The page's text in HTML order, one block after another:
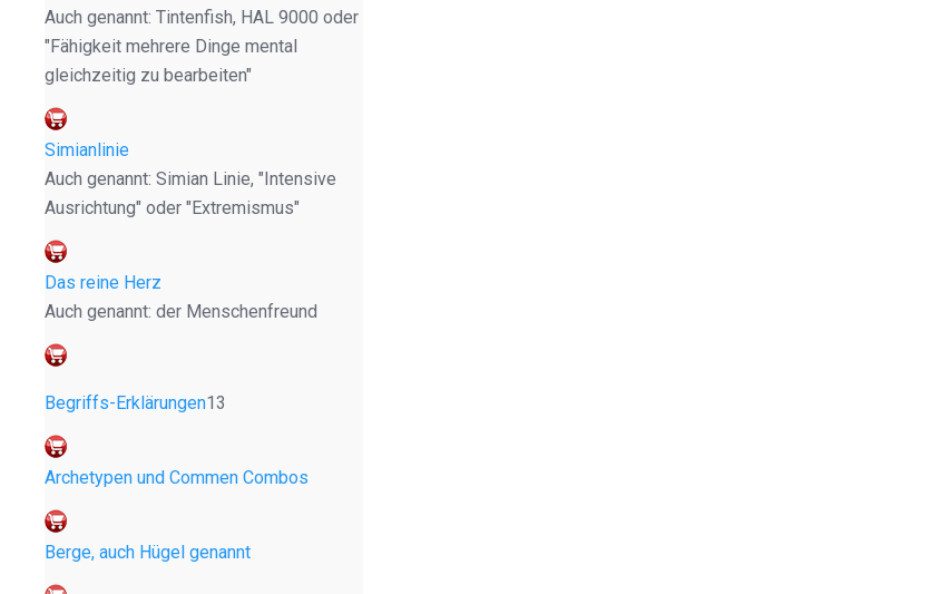
Auch genannt: Tintenfish, HAL 9000 oder
"Fähigkeit mehrere Dinge mental
gleichzeitig zu bearbeiten"
Simianlinie
Auch genannt: Simian Linie, "Intensive
Ausrichtung" oder "Extremismus"
Das reine Herz
Auch genannt: der Menschenfreund
Begriffs-Erklärungen13
Archetypen und Commen Combos
Berge, auch Hügel genannt